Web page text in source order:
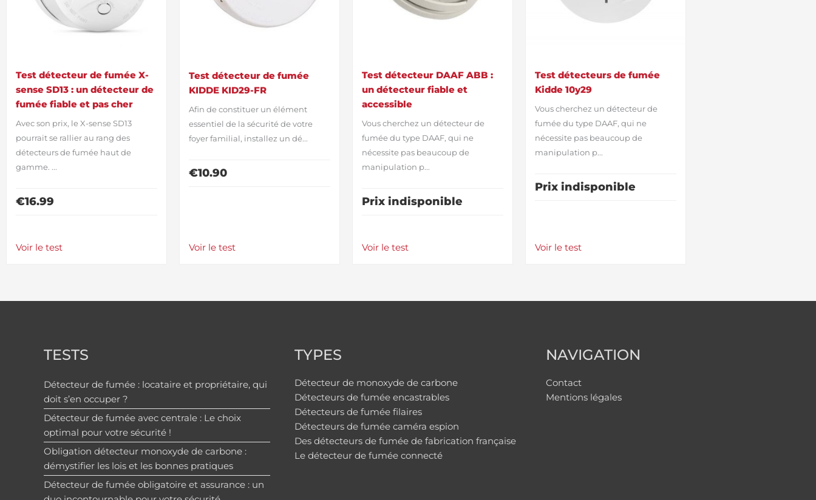
Test détecteur de fumée X-
sense SD13 : un détecteur de
fumée fiable et pas cher
Avec son prix, le X-sense SD13
pourrait se rallier au rang des
détecteurs de fumée haut de
gamme. ...
€16.99
Voir le test
Test détecteur de fumée
KIDDE KID29-FR
Afin de constituer un élément
essentiel de la sécurité de votre
foyer familial, installez un dé...
€10.90
Voir le test
Test détecteur DAAF ABB :
un détecteur fiable et
accessible
Vous cherchez un détecteur de
fumée du type DAAF, qui ne
nécessite pas beaucoup de
manipulation p...
Prix indisponible
Voir le test
Test détecteurs de fumée
Kidde 10y29
Vous cherchez un détecteur de
fumée du type DAAF, qui ne
nécessite pas beaucoup de
manipulation p...
Prix indisponible
Voir le test
TESTS
Détecteur de fumée : locataire et propriétaire, qui
doit s’en occuper ?
Détecteur de fumée avec centrale : Le choix
optimal pour votre sécurité !
Obligation détecteur monoxyde de carbone :
démystifier les lois et les bonnes pratiques
Détecteur de fumée obligatoire et assurance : un
TYPES
Détecteur de monoxyde de carbone
Détecteurs de fumée encastrables
Détecteurs de fumée filaires
Détecteurs de fumée caméra espion
Des détecteurs de fumée de fabrication française
Le détecteur de fumée connecté
NAVIGATION
Contact
Mentions légales